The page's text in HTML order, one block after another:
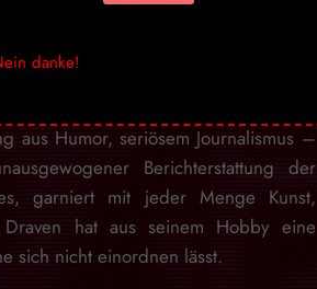
bezaubert seit über 15 Jahren mit
aus Humor, seriösem Journalismus –
Berichterstattung der
garniert mit jeder Menge Kunst,
Draven hat aus seinem Hobby eine
sich nicht einordnen lässt.
danke!